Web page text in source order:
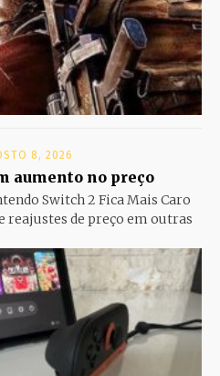
8, 2026
aumento no preço
Switch 2 Fica Mais Caro
reajustes de preço em outras